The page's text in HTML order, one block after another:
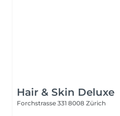
Hair & Skin Deluxe
Forchstrasse 331 8008 Zürich